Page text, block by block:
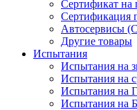
Сертификат на
Сертификация
Автосервисы
Другие товары
Испытания
Испытания на
Испытания на
Испытания на
Испытания на